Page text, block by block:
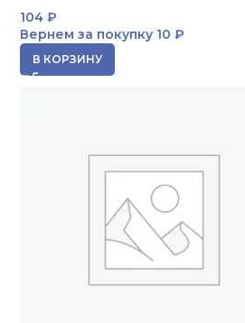
104₽
Вернем за покупку 10 ₽
В КОРЗИНУ